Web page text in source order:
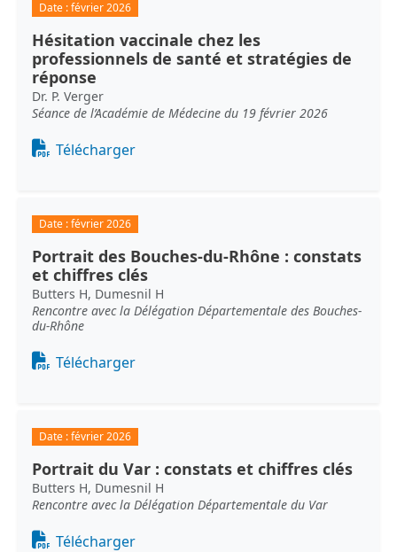
Date :février 2026
Hésitation vaccinale chez les
professionnels de santé et stratégies de
réponse
Dr. P. Verger
Séance de l’Académie de Médecine du 19 février 2026
Document
Télécharger
Date :février 2026
Portrait des Bouches-du-Rhône : constats
et chiffres clés
Butters H, Dumesnil H
Rencontre avec la Délégation Départementale des Bouches-
du-Rhône
Document
Télécharger
Date :février 2026
Portrait du Var : constats et chiffres clés
Butters H, Dumesnil H
Rencontre avec la Délégation Départementale du Var
Document
Télécharger